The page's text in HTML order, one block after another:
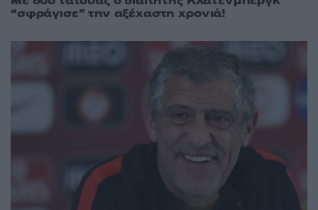
“σφράγισε” την αξέχαστη χρονιά!